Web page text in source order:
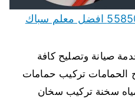
فني صحي الفنيطيس 55850065 افضل معلم سباك
صيانة وتصليح كافة
تركيب حمامات
سخنة تركيب سخان